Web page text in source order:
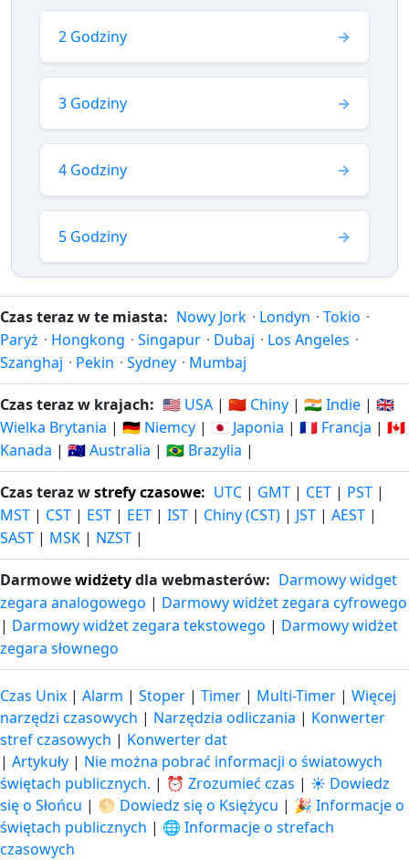
2 Godziny
3 Godziny
4 Godziny
5 Godziny
Czas teraz w te miasta: Nowy Jork · Londyn · Tokio ·
Paryż · Hongkong · Singapur · Dubaj · Los Angeles ·
Szanghaj · Pekin · Sydney · Mumbaj
Czas teraz w krajach: 🇺🇸 USA | 🇨🇳 Chiny | 🇮🇳 Indie | 🇬🇧
Wielka Brytania | 🇩🇪 Niemcy | 🇯🇵 Japonia | 🇫🇷 Francja | 🇨🇦
Kanada | 🇦🇺 Australia | 🇧🇷 Brazylia |
Czas teraz wstrefy czasowe: UTC | GMT | CET | PST |
MST | CST | EST | EET | IST | Chiny (CST) | JST | AEST |
SAST | MSK | NZST |
Darmowewidżetydla webmasterów: Darmowy widget
zegara analogowego | Darmowy widżet zegara cyfrowego
| Darmowy widżet zegara tekstowego | Darmowy widżet
zegara słownego
Czas Unix | Alarm | Stoper | Timer | Multi-Timer | Więcej
narzędzi czasowych | Narzędzia odliczania | Konwerter
stref czasowych | Konwerter dat
| Artykuły | Nie można pobrać informacji o światowych
świętach publicznych. | ⏰ Zrozumieć czas | ☀️ Dowiedz
się o Słońcu | 🌕 Dowiedz się o Księżycu | 🎉 Informacje o
świętach publicznych | 🌐 Informacje o strefach
czasowych